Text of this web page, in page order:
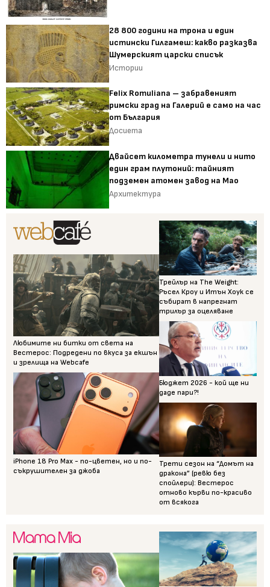
28 800 години на трона и един
истински Гилгамеш: какво разказва
Шумерският царски списък
Истории
Felix Romuliana – забравеният
римски град на Галерий е само на час
от България
Досиета
Двайсет километра тунели и нито
един грам плутоний: тайният
подземен атомен завод на Мао
Архитектура
Любимите ни битки от света на
Вестерос: Подредени по вкуса за екшън
и зрелища на Webcafe
iPhone 18 Pro Max - по-цветен, но и по-
съкрушителен за джоба
Трейлър на The Weight:
Ръсел Кроу и Итън Хоук се
събират в напрегнат
трилър за оцеляване
Бюджет 2026 - кой ще ни
даде пари?!
Трети сезон на “Домът на
дракона” (ревю без
спойлери): Вестерос
отново кърви по-красиво
от всякога